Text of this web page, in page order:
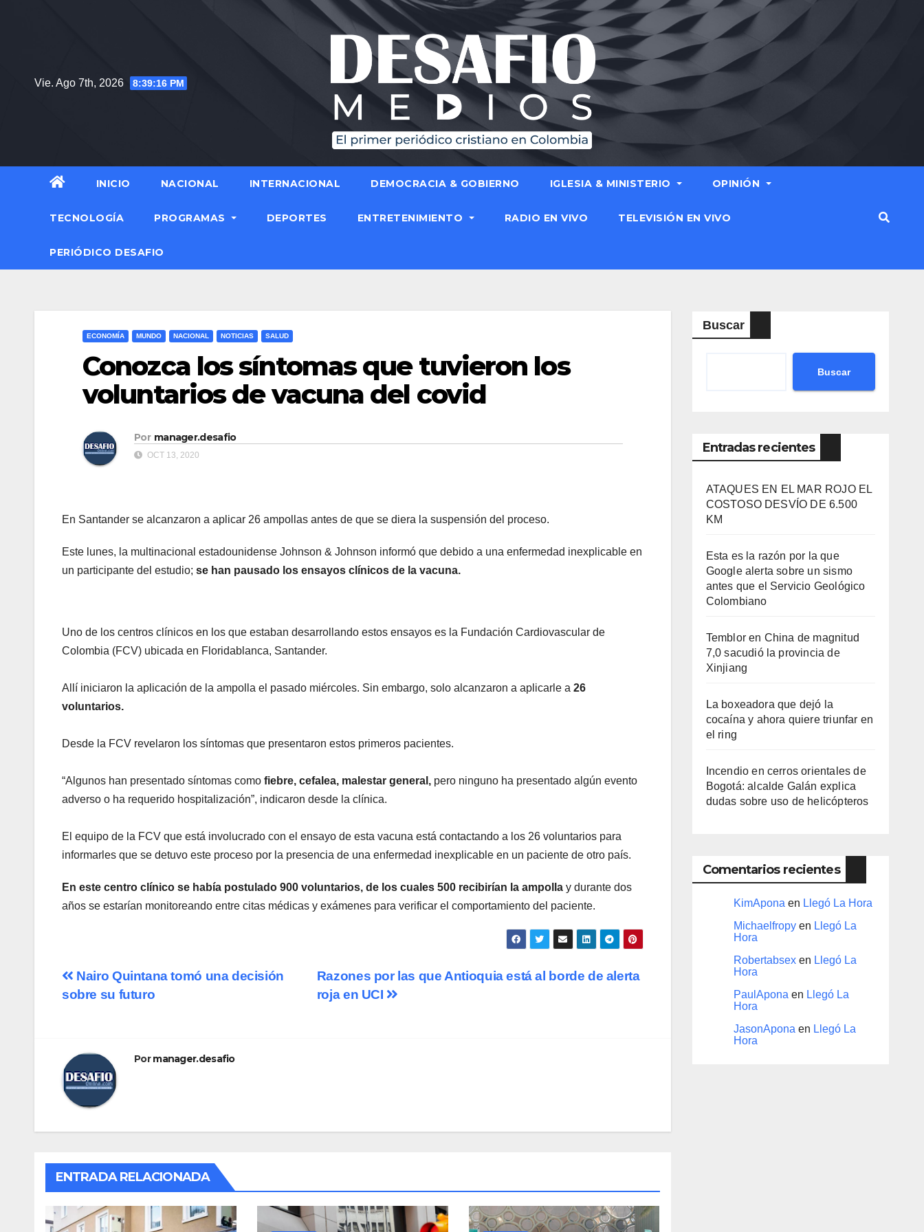
Vie. Ago 7th, 2026 8:39:16 PM
INICIO NACIONAL INTERNACIONAL DEMOCRACIA & GOBIERNO IGLESIA & MINISTERIO OPINIÓN
TECNOLOGÍA PROGRAMAS DEPORTES ENTRETENIMIENTO RADIO EN VIVO TELEVISIÓN EN VIVO
PERIÓDICO DESAFIO
ECONOMÍA MUNDO NACIONAL NOTICIAS SALUD
Conozca los síntomas que tuvieron los
voluntarios de vacuna del covid
Por manager.desafio
OCT 13, 2020
En Santander se alcanzaron a aplicar 26 ampollas antes de que se diera la suspensión del proceso.
Este lunes, la multinacional estadounidense Johnson & Johnson informó que debido a una enfermedad inexplicable en
un participante del estudio; se han pausado los ensayos clínicos de la vacuna.
Uno de los centros clínicos en los que estaban desarrollando estos ensayos es la Fundación Cardiovascular de
Colombia (FCV) ubicada en Floridablanca, Santander.
Allí iniciaron la aplicación de la ampolla el pasado miércoles. Sin embargo, solo alcanzaron a aplicarle a 26
voluntarios.
Desde la FCV revelaron los síntomas que presentaron estos primeros pacientes.
“Algunos han presentado síntomas como fiebre, cefalea, malestar general, pero ninguno ha presentado algún evento
adverso o ha requerido hospitalización”, indicaron desde la clínica.
El equipo de la FCV que está involucrado con el ensayo de esta vacuna está contactando a los 26 voluntarios para
informarles que se detuvo este proceso por la presencia de una enfermedad inexplicable en un paciente de otro país.
En este centro clínico se había postulado 900 voluntarios, de los cuales 500 recibirían la ampolla y durante dos
años se estarían monitoreando entre citas médicas y exámenes para verificar el comportamiento del paciente.
Navegación
Razones por las que Antioquia está al borde de alerta
roja en UCI
Nairo Quintana tomó una decisión
sobre su futuro
Pormanager.desafio
ENTRADA RELACIONADA
Buscar
Buscar
Entradas recientes
ATAQUES EN EL MAR ROJO EL
COSTOSO DESVÍO DE 6.500
KM
Esta es la razón por la que
Google alerta sobre un sismo
antes que el Servicio Geológico
Colombiano
Temblor en China de magnitud
7,0 sacudió la provincia de
Xinjiang
La boxeadora que dejó la
cocaína y ahora quiere triunfar en
el ring​
Incendio en cerros orientales de
Bogotá: alcalde Galán explica
dudas sobre uso de helicópteros
Comentarios recientes
KimAponaen Llegó La Hora
Michaelfropyen Llegó La
Hora
Robertabsexen Llegó La
Hora
PaulAponaen Llegó La
Hora
JasonAponaen Llegó La
Hora